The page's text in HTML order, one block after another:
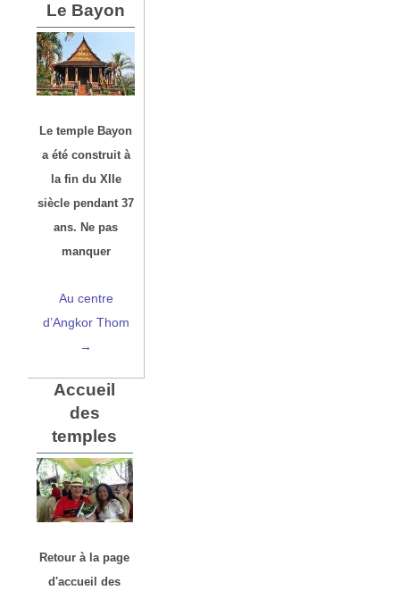
Le Bayon
Le temple Bayon
a été construit à
la fin du XIIe
siècle pendant 37
ans. Ne pas
manquer
Au centre
d’Angkor Thom
→
Accueil
des
temples
Retour à la page
d'accueil des